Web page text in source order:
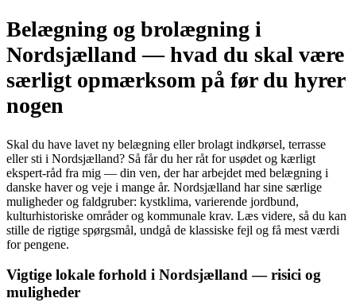
Belægning og brolægning i
Nordsjælland — hvad du skal være
særligt opmærksom på før du hyrer
nogen
Skal du have lavet ny belægning eller brolagt indkørsel, terrasse
eller sti i Nordsjælland? Så får du her råt for usødet og kærligt
ekspert-råd fra mig — din ven, der har arbejdet med belægning i
danske haver og veje i mange år. Nordsjælland har sine særlige
muligheder og faldgruber: kystklima, varierende jordbund,
kulturhistoriske områder og kommunale krav. Læs videre, så du kan
stille de rigtige spørgsmål, undgå de klassiske fejl og få mest værdi
for pengene.
Vigtige lokale forhold i Nordsjælland — risici og
muligheder